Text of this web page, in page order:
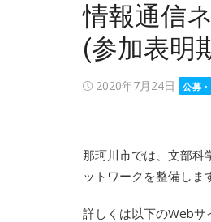
情報通信
(参加表明
Posted
2020年7月24日 公募
那珂川市では、文部科
ットワークを整備しま
詳しくは以下のWebサ